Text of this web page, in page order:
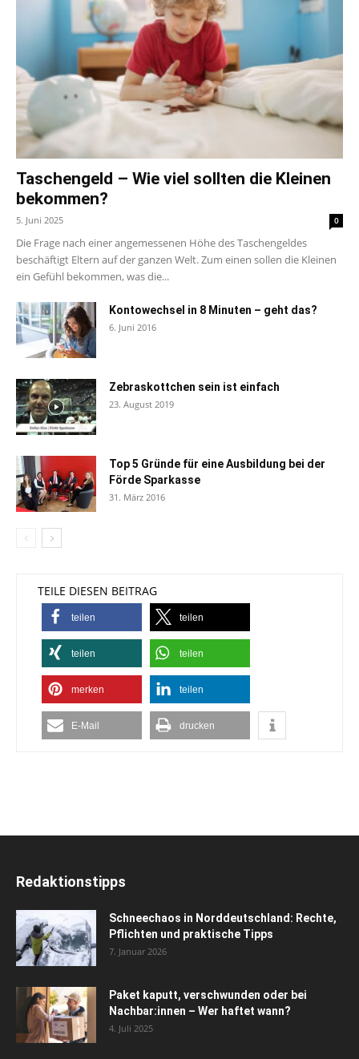
Taschengeld – Wie viel sollten die Kleinen
bekommen?
5. Juni 2025 0
Die Frage nach einer angemessenen Höhe des Taschengeldes
beschäftigt Eltern auf der ganzen Welt. Zum einen sollen die Kleinen
ein Gefühl bekommen, was die...
Kontowechsel in 8 Minuten – geht das?
6. Juni 2016
Zebraskottchen sein ist einfach
23. August 2019
Top 5 Gründe für eine Ausbildung bei der
Förde Sparkasse
31. März 2016
TEILE DIESEN BEITRAG
teilen teilen
teilen teilen
merken teilen
E-Mail drucken
Redaktionstipps
Schneechaos in Norddeutschland: Rechte,
Pflichten und praktische Tipps
7. Januar 2026
Paket kaputt, verschwunden oder bei
Nachbar:innen – Wer haftet wann?
4. Juli 2025